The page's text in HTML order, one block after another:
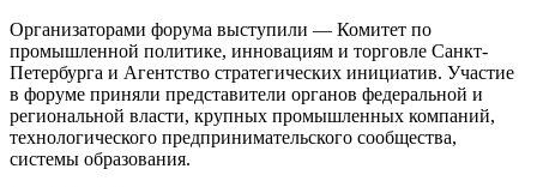
Организаторами форума выступили — Комитет по
промышленной политике, инновациям и торговле Санкт-
Петербурга и Агентство стратегических инициатив. Участие
в форуме приняли представители органов федеральной и
региональной власти, крупных промышленных компаний,
технологического предпринимательского сообщества,
системы образования.